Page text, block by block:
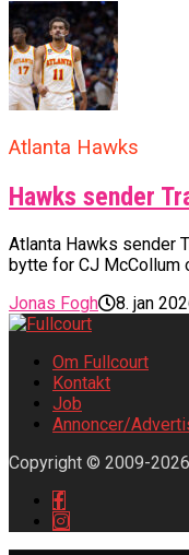
Atlanta Hawks
Hawks sender
Atlanta Hawks sender
bytte for CJ McCollum
Jonas Fogh
8. jan
Om Fullcourt
Kontakt
Job
Annoncer/
Copyright © 2009-